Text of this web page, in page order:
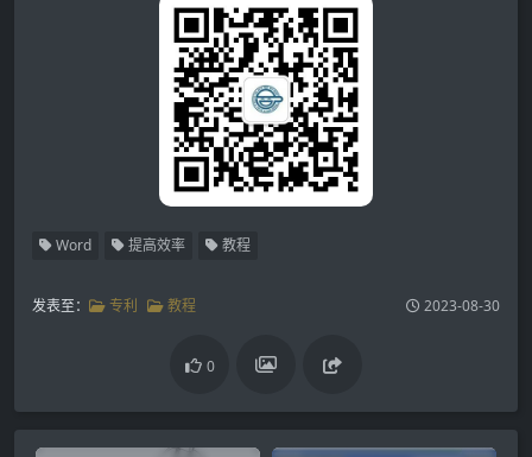
Word 提高效率 教程
发表至： 专利 教程 2023-08-30
0